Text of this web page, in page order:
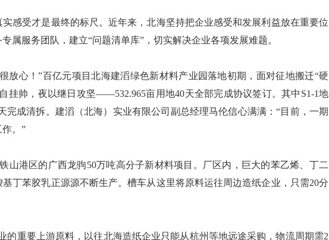
受才是最终的标尺。近年来，北海坚持把企业感受和发展利益放在重要位
属服务团队，建立“问题清单库”，切实解决企业各项发展难题。
心！”百亿元项目北海建滔绿色新材料产业园落地初期，面对征地搬迁“硬
挂帅，夜以继日攻坚——532.965亩用地40天全部完成协议签订。其中S1-1地
完成清拆。建滔（北海）实业有限公司副总经理马伦信心满满：“目前，一期
。”
港区的广西龙驹50万吨高分子新材料项目。厂区内，巨大的苯乙烯、丁二
丁苯胶乳正源源不断生产。槽车从这里将原料运往周边造纸企业，只需20分
重要上游原料，以往北海造纸企业只能从杭州等地远途采购，物流周期需2